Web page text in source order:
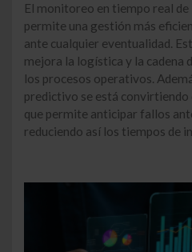
El monitoreo en tiempo real
permite una gestión más
ante cualquier eventualidad.
mejora la logística y la cadena
los procesos operativos.
predictivo se está convirtiendo
que permite anticipar fallos
reduciendo así los tiempos de